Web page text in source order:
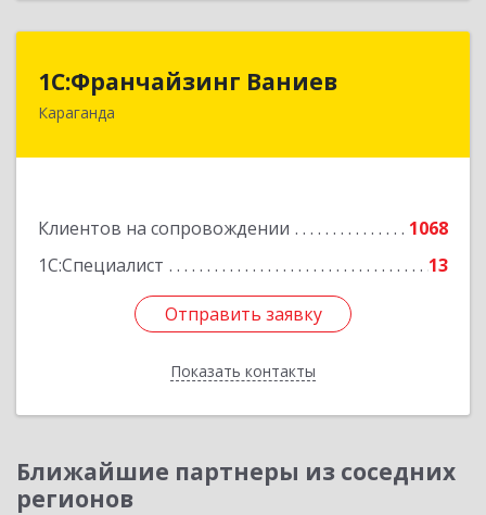
1С:Франчайзинг Ваниев
Караганда
Клиентов на сопровождении
1068
1С:Специалист
13
Отправить заявку
Показать контакты
1С:Франчайзинг Ваниев
100009 Республика Казахстан, г. Караганда, ул.
Отправить заявку
Назад
Ближайшие партнеры из соседних
регионов